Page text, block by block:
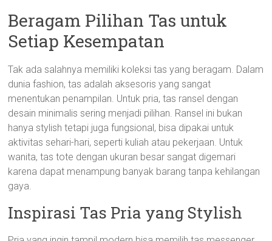
Beragam Pilihan Tas untuk
Setiap Kesempatan
Tak ada salahnya memiliki koleksi tas yang beragam. Dalam
dunia fashion, tas adalah aksesoris yang sangat
menentukan penampilan. Untuk pria, tas ransel dengan
desain minimalis sering menjadi pilihan. Ransel ini bukan
hanya stylish tetapi juga fungsional, bisa dipakai untuk
aktivitas sehari-hari, seperti kuliah atau pekerjaan. Untuk
wanita, tas tote dengan ukuran besar sangat digemari
karena dapat menampung banyak barang tanpa kehilangan
gaya.
Inspirasi Tas Pria yang Stylish